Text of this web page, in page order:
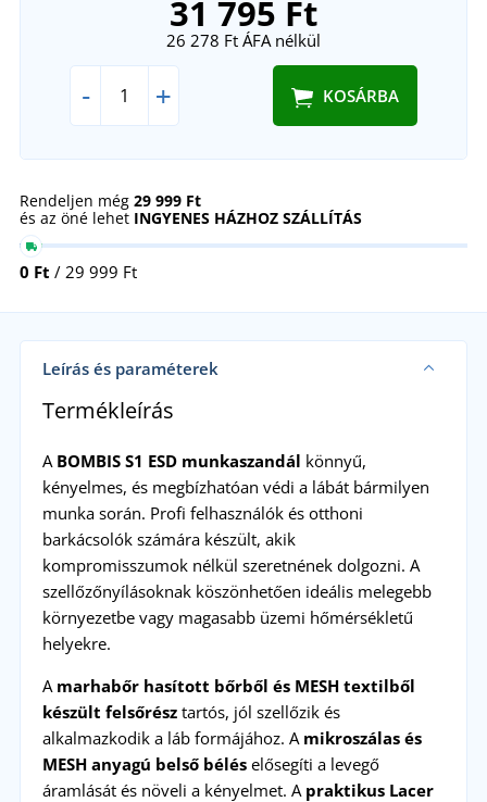
31 795 Ft
26 278 Ft ÁFA nélkül
- + KOSÁRBA
Rendeljen még 29 999 Ft
és az öné lehet INGYENES HÁZHOZ SZÁLLÍTÁS
0 Ft / 29 999 Ft
Leírás és paraméterek
Termékleírás
A BOMBIS S1 ESD munkaszandál könnyű,
kényelmes, és megbízhatóan védi a lábát bármilyen
munka során. Profi felhasználók és otthoni
barkácsolók számára készült, akik
kompromisszumok nélkül szeretnének dolgozni. A
szellőzőnyílásoknak köszönhetően ideális melegebb
környezetbe vagy magasabb üzemi hőmérsékletű
helyekre.
A marhabőr hasított bőrből és MESH textilből
készült felsőrésztartós, jól szellőzik és
alkalmazkodik a láb formájához. A mikroszálas és
MESH anyagú belső béléselősegíti a levegő
áramlását és növeli a kényelmet. A praktikus Lacer